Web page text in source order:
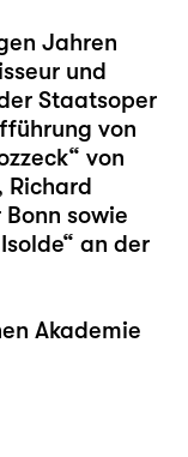
Jahren
und
Staatsoper
von
von
Richard
Bonn sowie
an der
Akademie